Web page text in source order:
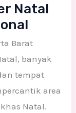
Natal
Barat
banyak
tempat
area
Natal.